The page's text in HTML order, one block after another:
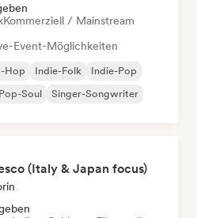
Kommerziell / Mainstream
Event-Möglichkeiten
Hop Indie-Folk
Indie-Pop
Pop-Soul Singer-Songwriter
(Italy & Japan focus)